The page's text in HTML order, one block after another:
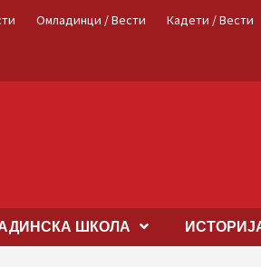
Омладинци / Вести Кадети / Вести
ШКОЛА